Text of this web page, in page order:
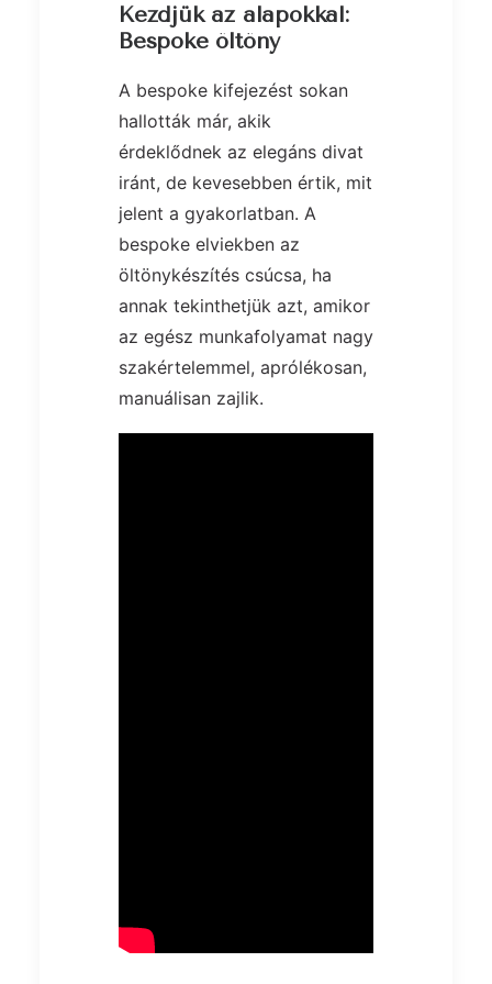
Kezdjük az alapokkal:
Bespoke öltöny
A bespoke kifejezést sokan
hallották már, akik
érdeklődnek az elegáns divat
iránt, de kevesebben értik, mit
jelent a gyakorlatban. A
bespoke elviekben az
öltönykészítés csúcsa, ha
annak tekinthetjük azt, amikor
az egész munkafolyamat nagy
szakértelemmel, aprólékosan,
manuálisan zajlik.